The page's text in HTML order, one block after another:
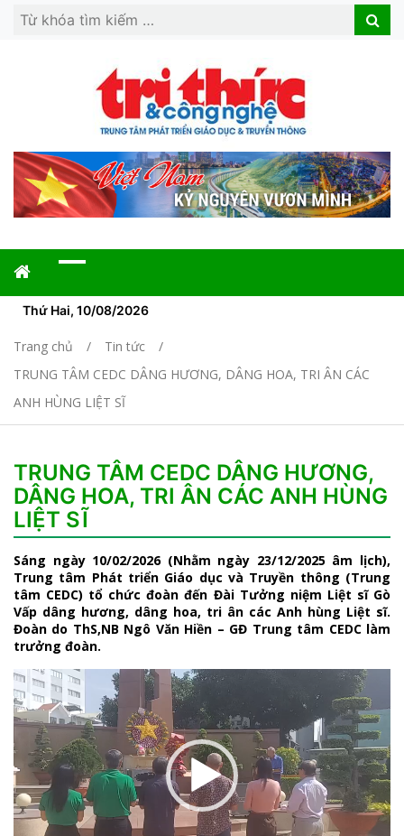
Search
Search
Thứ Hai, 10/08/2026
Trang chủ
Tin tức
TRUNG TÂM CEDC DÂNG HƯƠNG, DÂNG HOA, TRI ÂN CÁC
ANH HÙNG LIỆT SĨ
TRUNG TÂM CEDC DÂNG HƯƠNG,
DÂNG HOA, TRI ÂN CÁC ANH HÙNG
LIỆT SĨ
Sáng ngày 10/02/2026 (Nhằm ngày 23/12/2025 âm lịch),
Trung tâm Phát triển Giáo dục và Truyền thông (Trung
tâm CEDC) tổ chức đoàn đến Đài Tưởng niệm Liệt sĩ Gò
Vấp dâng hương, dâng hoa, tri ân các Anh hùng Liệt sĩ.
Đoàn do ThS,NB Ngô Văn Hiền – GĐ Trung tâm CEDC làm
trưởng đoàn.
Trình
chơi
Video